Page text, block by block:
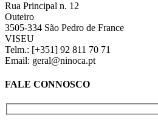
Rua Principal n. 12
Outeiro
3505-334 São Pedro de France
VISEU
Telm.: [+351] 92 811 70 71
Email: geral@ninoca.pt
FALE CONNOSCO